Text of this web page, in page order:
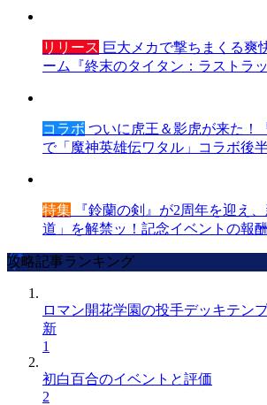
リリース 巨大メカで撃ちまくる爽
ーム『終末のタイタン：ラストラ
コラボ ついに虎王＆影虎が来た！
で「魔神英雄伝ワタル」コラボ後
特集 『鈴蘭の剣』が2周年を迎え
道」を解禁ッ！記念イベントの報
攻略記事ランキング
ロマン開花学園の投手デッキテン
新
1
初白百合のイベントと評価
2